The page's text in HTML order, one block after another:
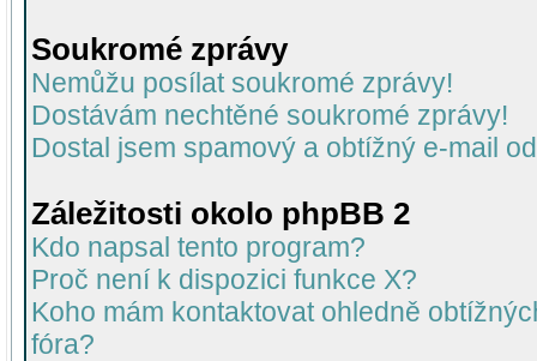
Soukromé zprávy
Nemůžu posílat soukromé zprávy!
Dostávám nechtěné soukromé zprávy!
Dostal jsem spamový a obtížný e-mail
Záležitosti okolo phpBB 2
Kdo napsal tento program?
Proč není k dispozici funkce X?
Koho mám kontaktovat ohledně
fóra?